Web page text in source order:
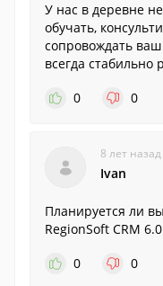
У нас в деревне
обучать,
сопровождать
всегда стабильно
0
0
8 лет назад
Ivan
Планируется ли
RegionSoft CRM
0
0